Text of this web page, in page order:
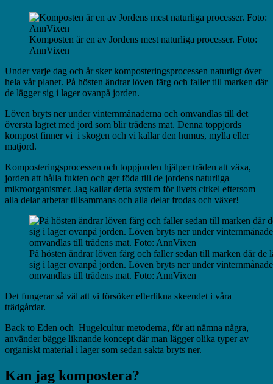
Komposten är en av Jordens mest naturliga processer. Foto:
AnnVixen
Under varje dag och år sker komposteringsprocessen naturligt över
hela vår planet. På hösten ändrar löven färg och faller till marken där
de lägger sig i lager ovanpå jorden.
Löven bryts ner under vinternmånaderna och omvandlas till det
översta lagret med jord som blir trädens mat. Denna toppjords
kompost finner vi i skogen och vi kallar den humus, mylla eller
matjord.
Komposteringsprocessen och toppjorden hjälper träden att växa,
jorden att hålla fukten och ger föda till de jordens naturliga
mikroorganismer. Jag kallar detta system för livets cirkel eftersom
alla delar arbetar tillsammans och alla delar frodas och växer!
På hösten ändrar löven färg och faller sedan till marken där de
sig i lager ovanpå jorden. Löven bryts ner under
omvandlas till trädens mat. Foto: AnnVixen
Det fungerar så väl att vi försöker efterlikna skeendet i våra
trädgårdar.
Back to Eden och Hugelcultur metoderna, för att nämna några,
använder bägge liknande koncept där man lägger olika typer av
organiskt material i lager som sedan sakta bryts ner.
Kan jag kompostera?